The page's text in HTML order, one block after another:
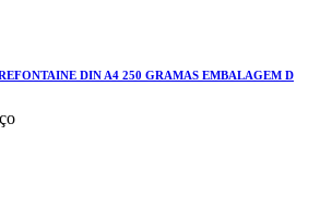
DIN A4 250 GRAMAS EMBALAGEM D